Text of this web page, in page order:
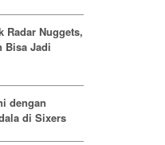
Radar Nuggets,
Bisa Jadi
dengan
di Sixers